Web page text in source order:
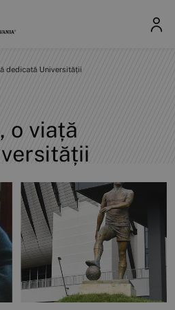
dedicată Universității
o viață